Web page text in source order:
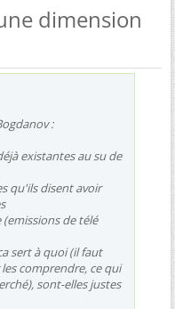
dimension
:
existantes au su de
qu'ils disent avoir
de télé
sert à quoi (il faut
comprendre, ce qui
sont-elles justes